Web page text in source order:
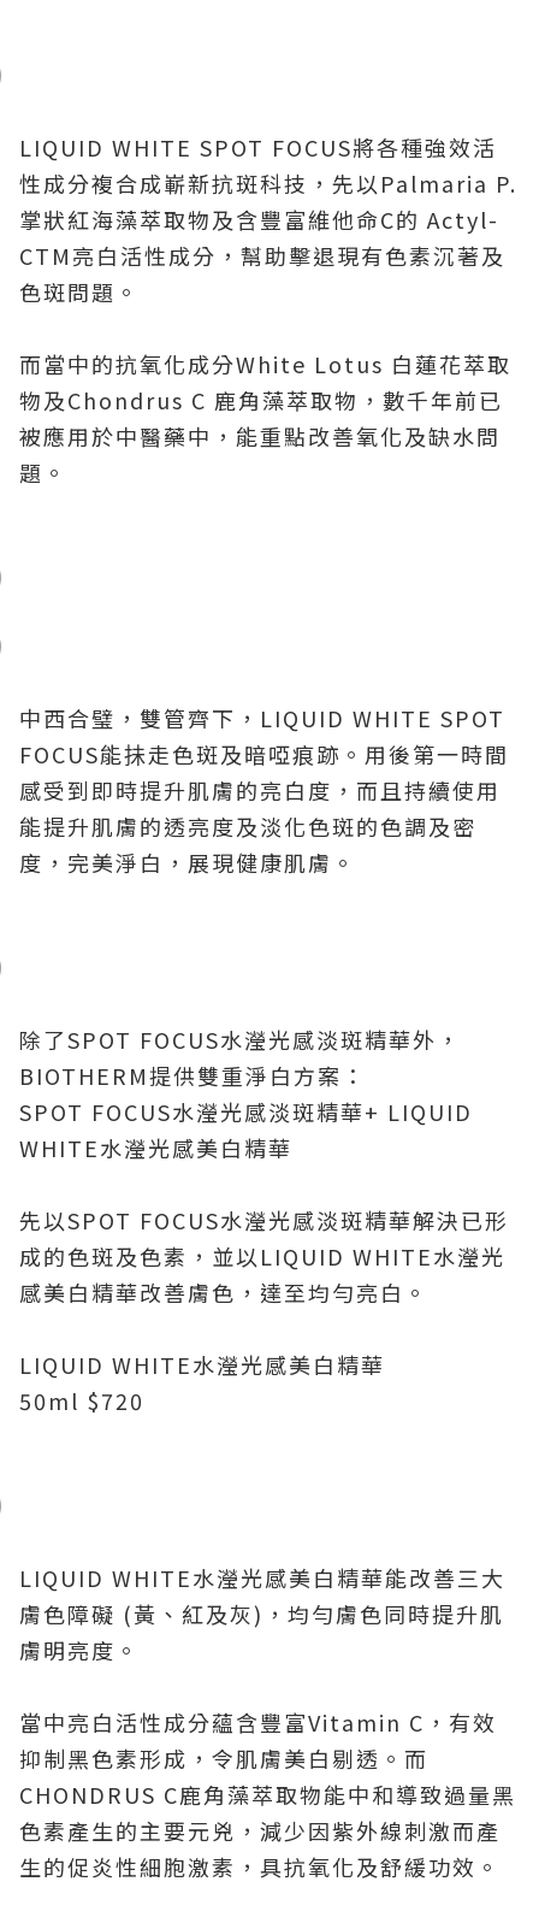
LIQUID WHITE SPOT FOCUS將各種強效活
性成分複合成嶄新抗斑科技，先以 Palmaria P.
掌狀紅海藻萃取物及含豐富維他命C的 Actyl-
CTM亮白活性成分，幫助擊退現有色素沉著及
色斑問題。
而當中的抗氧化成分White Lotus 白蓮花萃取
物及Chondrus C 鹿角藻萃取物，數千年前已
被應用於中醫藥中，能重點改善氧化及缺水問
題。
中西合璧，雙管齊下， LIQUID WHITE SPOT
FOCUS能抺走色斑及暗啞痕跡。用後第一時間
感受到即時提升肌膚的亮白度，而且持續使用
能提升肌膚的透亮度及淡化色斑的色調及密
度，完美淨白，展現健康肌膚。
除了SPOT FOCUS水瀅光感淡斑精華外，
BIOTHERM提供雙重淨白方案：
SPOT FOCUS水瀅光感淡斑精華+ LIQUID
WHITE水瀅光感美白精華
先以SPOT FOCUS水瀅光感淡斑精華解決已形
成的色斑及色素，並以 LIQUID WHITE水瀅光
感美白精華改善膚色，達至均勻亮白。
LIQUID WHITE水瀅光感美白精華
50ml $720
LIQUID WHITE水瀅光感美白精華能改善三大
膚色障礙 (黃、紅及灰) ，均勻膚色同時提升肌
膚明亮度。
當中亮白活性成分蘊含豐富Vitamin C，有效
抑制黑色素形成，令肌膚美白剔透。而
CHONDRUS C鹿角藻萃取物能中和導致過量黑
色素產生的主要元兇，減少因紫外線刺激而產
生的促炎性細胞激素，具抗氧化及舒緩功效。